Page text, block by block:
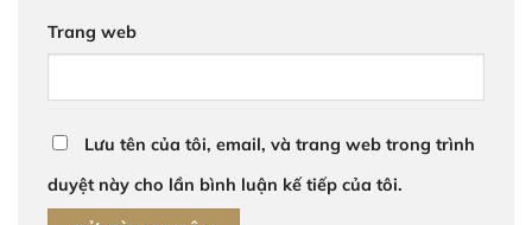
Trang web
Lưu tên của tôi, email, và trang web trong trình
duyệt này cho lần bình luận kế tiếp của tôi.